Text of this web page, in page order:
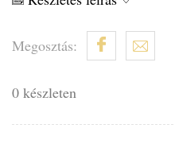
Megosztás:
0 készleten